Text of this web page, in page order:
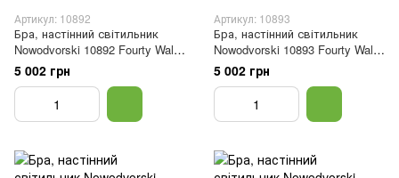
Артикул: 10892
Бра, настінний світильник
Nowodvorski 10892 Fourty Wall
M GU10 2x10W IP20 Silk Gray
5 002 грн
Артикул: 10893
Бра, настінний світильник
Nowodvorski 10893 Fourty Wall
XL GU10 2x10W IP20 Umbra
Gray
5 002 грн